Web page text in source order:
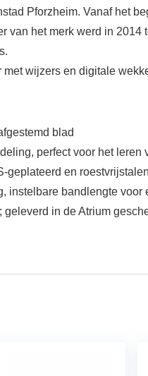
Pforzheim. Vanaf het
van het merk werd in
wijzers en digitale
blad
perfect voor het
en
bandlengte
in de Atrium